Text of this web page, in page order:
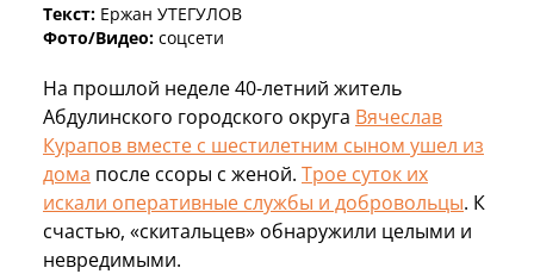
Текст: Ержан УТЕГУЛОВ
Фото/Видео: соцсети
На прошлой неделе 40-летний житель
Абдулинского городского округа Вячеслав
Курапов вместе с шестилетним сыном ушел из
дома после ссоры с женой. Трое суток их
искали оперативные службы и добровольцы. К
счастью, «скитальцев» обнаружили целыми и
невредимыми.